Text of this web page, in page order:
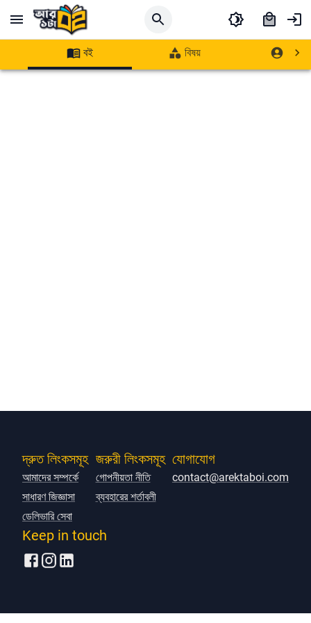
বই বিষয় লেখক
দ্রুত লিংকসমূহ
আমাদের সম্পর্কে
সাধারণ জিজ্ঞাসা
ডেলিভারি সেবা
জরুরী লিংকসমূহ
গোপনীয়তা নীতি
ব্যবহারের শর্তাবলী
যোগাযোগ
contact@arektaboi.com
Keep in touch